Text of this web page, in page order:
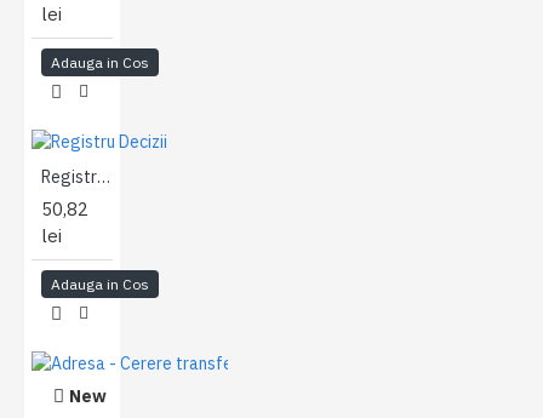
lei
Adauga in Cos
Registru Decizii
50,82
lei
Adauga in Cos
New